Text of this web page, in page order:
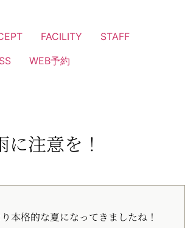
FACILITY
STAFF
WEB予約
注意を！
本格的な夏になってきましたね！